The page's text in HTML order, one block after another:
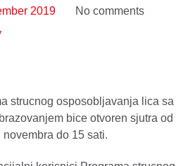
2019
No comments
strucnog osposobljavanja lica sa
bice otvoren sjutra od
do 15 sati.